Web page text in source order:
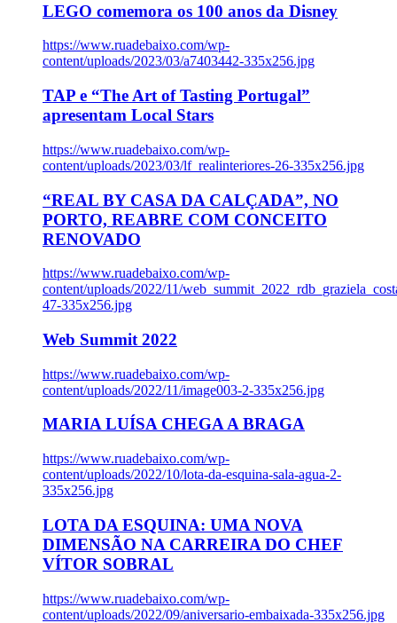
LEGO comemora os 100 anos da Disney
https://www.ruadebaixo.com/wp-
content/uploads/2023/03/a7403442-335x256.jpg
TAP e “The Art of Tasting Portugal”
apresentam Local Stars
https://www.ruadebaixo.com/wp-
content/uploads/2023/03/lf_realinteriores-26-335x256.jpg
“REAL BY CASA DA CALÇADA”, NO
PORTO, REABRE COM CONCEITO
RENOVADO
https://www.ruadebaixo.com/wp-
content/uploads/2022/11/
47-335x256.jpg
Web Summit 2022
https://www.ruadebaixo.com/wp-
content/uploads/2022/11/image003-2-335x256.jpg
MARIA LUÍSA CHEGA A BRAGA
https://www.ruadebaixo.com/wp-
content/uploads/2022/10/lota-da-esquina-sala-agua-2-
335x256.jpg
LOTA DA ESQUINA: UMA NOVA
DIMENSÃO NA CARREIRA DO CHEF
VÍTOR SOBRAL
https://www.ruadebaixo.com/wp-
content/uploads/2022/09/aniversario-embaixada-335x256.jpg